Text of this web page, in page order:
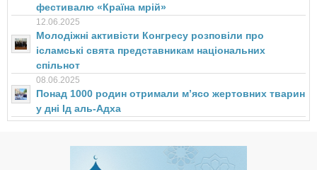
фестивалю «Країна мрій»
12.06.2025
Молодіжні активісти Конгресу розповіли про
ісламські свята представникам національних
спільнот
08.06.2025
Понад 1000 родин отримали мʼясо жертовних тварин
у дні Ід аль-Адха